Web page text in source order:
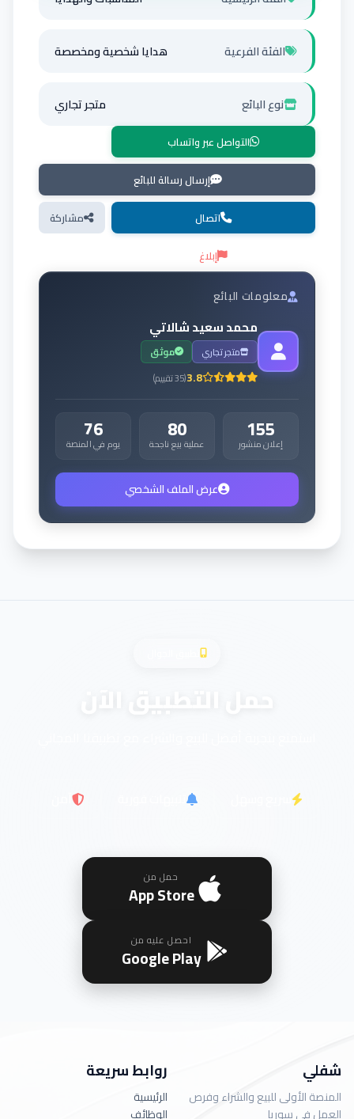
الفئة الفرعية هدايا شخصية ومخصصة
نوع البائع متجر تجاري
التواصل عبر واتساب
إرسال رسالة للبائع
اتصال
مشاركة
إبلاغ
معلومات البائع
محمد سعيد شالاتي
متجر تجاري موثق
3.8
(
35تقييم)
155
إعلان منشور 80
عملية بيع ناجحة 76
يوم في المنصة
عرض الملف الشخصي
حمل التطبيق الآن
حمل من
App Store
احصل عليه من
Google Play
شفلي
المنصة الأولى للبيع والشراء وفرص
العمل في سوريا
روابط سريعة
الرئيسية
الوظائف